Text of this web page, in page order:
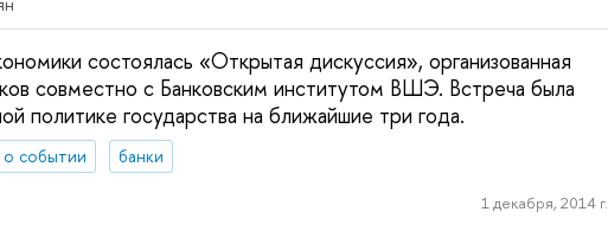
состоялась «Открытая дискуссия», организованная
совместно с Банковским институтом ВШЭ. Встреча была
политике государства на ближайшие три года.
событии
банки
1 декабря, 2014 г.